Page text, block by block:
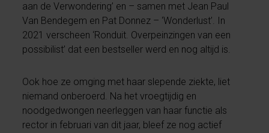
aan de Verwondering’ en – samen met Jean Paul
Van Bendegem en Pat Donnez – ‘Wonderlust’. In
2021 verscheen ‘Ronduit. Overpeinzingen van een
possibilist’ dat een bestseller werd en nog altijd is.
Ook hoe ze omging met haar slepende ziekte, liet
niemand onberoerd. Na het vroegtijdig en
noodgedwongen neerleggen van haar functie als
rector in februari van dit jaar, bleef ze nog actief